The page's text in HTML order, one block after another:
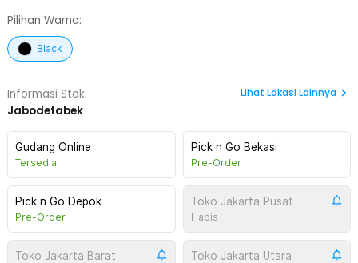
Pilihan Warna:
Black
Informasi Stok:
Jabodetabek
Lihat Lokasi Lainnya
Gudang Online
Tersedia
Pick n Go Bekasi
Pre-Order
Pick n Go Depok
Pre-Order
Toko Jakarta Pusat
Habis
Toko Jakarta Barat Toko Jakarta Utara